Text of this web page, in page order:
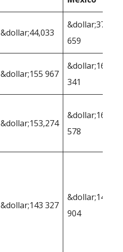
&dollar;44,033
&dollar;37
659
&dollar;155 967
&dollar;162
341
&dollar;153,274
&dollar;160
578
&dollar;143 327
&dollar;148
904